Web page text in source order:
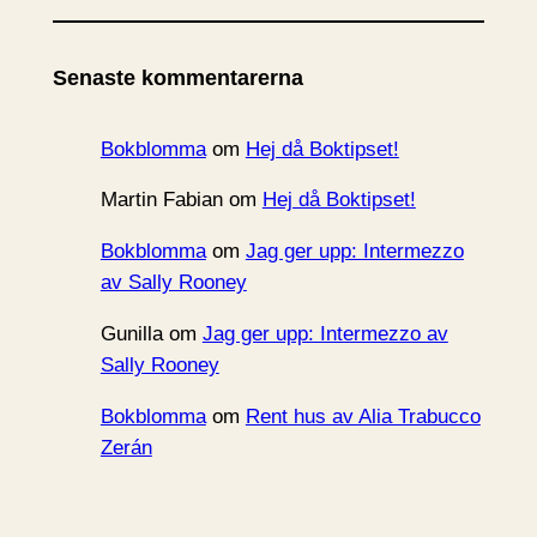
k
v
Senaste kommentarerna
Bokblommaom Hej då Boktipset!
Martin Fabianom Hej då Boktipset!
Bokblommaom Jag ger upp: Intermezzo
av Sally Rooney
Gunillaom Jag ger upp: Intermezzo av
Sally Rooney
Bokblommaom Rent hus av Alia Trabucco
Zerán